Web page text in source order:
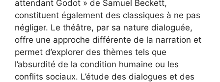
attendant Godot » de Samuel Beckett,
constituent également des classiques à ne pas
négliger. Le théâtre, par sa nature dialoguée,
offre une approche différente de la narration et
permet d’explorer des thèmes tels que
l’absurdité de la condition humaine ou les
conflits sociaux. L’étude des dialogues et des